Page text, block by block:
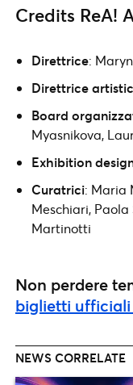
Credits ReA!
Direttrice:
Direttrice
Board
Myasnikova,
Exhibition
Curatrici: Maria
Meschiari,
Martinotti
Non perdere
biglietti ufficiali
NEWS CORRELATE